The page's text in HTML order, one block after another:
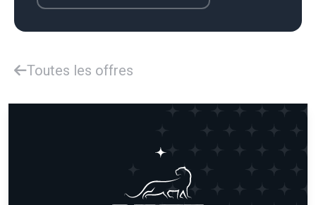
Toutes les offres